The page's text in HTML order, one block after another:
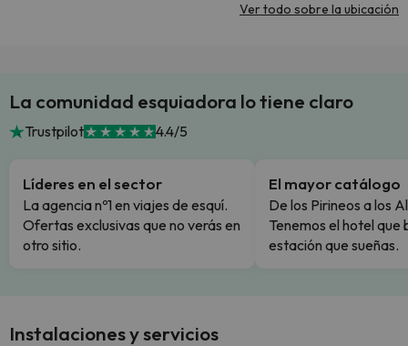
Ver todo sobre la ubicación
La comunidad esquiadora lo tiene claro
Trustpilot 4.4/5
Líderes en el sector
La agencia nº1 en viajes de esquí.
Ofertas exclusivas que no verás en
otro sitio.
El mayor catálogo
De los Pirineos a los
Tenemos el hotel que
estación que sueñas.
Instalaciones y servicios